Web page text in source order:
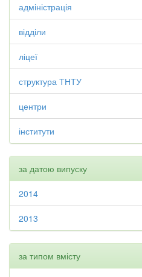
адміністрація
відділи
ліцеї
структура ТНТУ
центри
інститути
за датою випуску
2014
2013
за типом вмісту